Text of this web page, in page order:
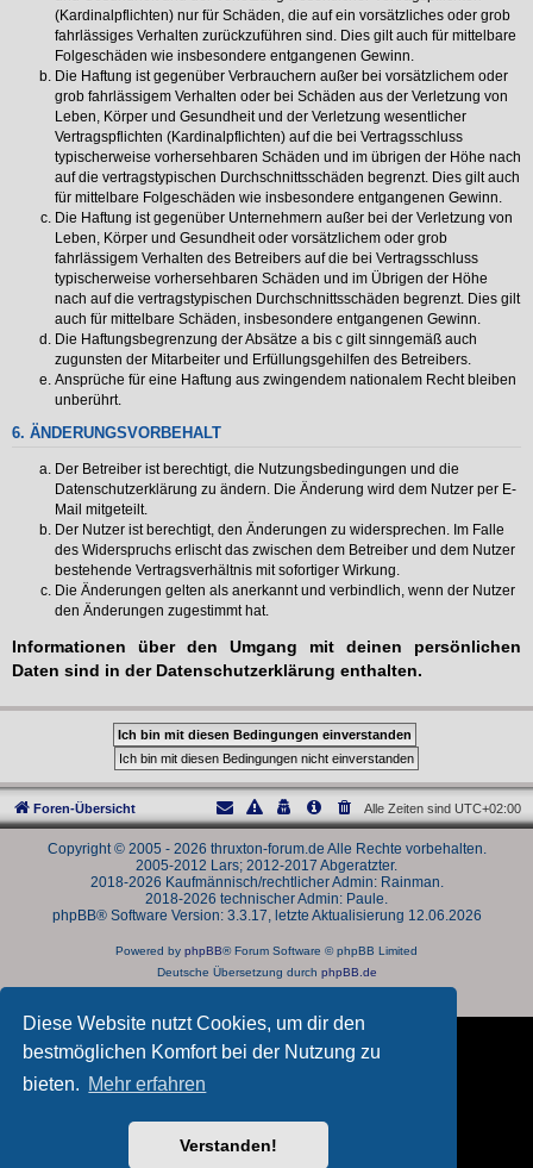
Diese Website nutzt Cookies, um dir den
bestmöglichen Komfort bei der Nutzung zu
bieten. Mehr erfahren
Verstanden!
(Kardinalpflichten) nur für Schäden, die auf ein vorsätzliches oder grob
fahrlässiges Verhalten zurückzuführen sind. Dies gilt auch für mittelbare
Folgeschäden wie insbesondere entgangenen Gewinn.
Die Haftung ist gegenüber Verbrauchern außer bei vorsätzlichem oder
grob fahrlässigem Verhalten oder bei Schäden aus der Verletzung von
Leben, Körper und Gesundheit und der Verletzung wesentlicher
Vertragspflichten (Kardinalpflichten) auf die bei Vertragsschluss
typischerweise vorhersehbaren Schäden und im übrigen der Höhe nach
auf die vertragstypischen Durchschnittsschäden begrenzt. Dies gilt auch
für mittelbare Folgeschäden wie insbesondere entgangenen Gewinn.
Die Haftung ist gegenüber Unternehmern außer bei der Verletzung von
Leben, Körper und Gesundheit oder vorsätzlichem oder grob
fahrlässigem Verhalten des Betreibers auf die bei Vertragsschluss
typischerweise vorhersehbaren Schäden und im Übrigen der Höhe
nach auf die vertragstypischen Durchschnittsschäden begrenzt. Dies gilt
auch für mittelbare Schäden, insbesondere entgangenen Gewinn.
Die Haftungsbegrenzung der Absätze a bis c gilt sinngemäß auch
zugunsten der Mitarbeiter und Erfüllungsgehilfen des Betreibers.
Ansprüche für eine Haftung aus zwingendem nationalem Recht bleiben
unberührt.
6. ÄNDERUNGSVORBEHALT
Der Betreiber ist berechtigt, die Nutzungsbedingungen und die
Datenschutzerklärung zu ändern. Die Änderung wird dem Nutzer per E-
Mail mitgeteilt.
Der Nutzer ist berechtigt, den Änderungen zu widersprechen. Im Falle
des Widerspruchs erlischt das zwischen dem Betreiber und dem Nutzer
bestehende Vertragsverhältnis mit sofortiger Wirkung.
Die Änderungen gelten als anerkannt und verbindlich, wenn der Nutzer
den Änderungen zugestimmt hat.
Informationen über den Umgang mit deinen persönlichen
Daten sind in der Datenschutzerklärung enthalten.
Foren-Übersicht Alle Zeiten sind UTC+02:00
Copyright © 2005 - 2026 thruxton-forum.de Alle Rechte vorbehalten.
2005-2012 Lars; 2012-2017 Abgeratzter.
2018-2026 Kaufmännisch/rechtlicher Admin: Rainman.
2018-2026 technischer Admin: Paule.
phpBB® Software Version: 3.3.17, letzte Aktualisierung 12.06.2026
Powered by phpBB® Forum Software © phpBB Limited
Deutsche Übersetzung durch phpBB.de